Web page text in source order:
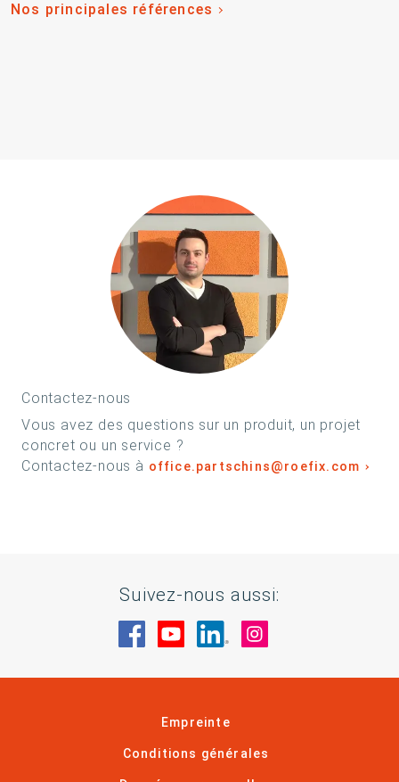
Nos principales références
Contactez-nous
Vous avez des questions sur un produit, un projet
concret ou un service ?
Contactez-nous à office.partschins@roefix.com
Suivez-nous aussi:
Rendez-nous visite sur Facebook
Rendez-nous visite sur
Rendez-nous visite
Empreinte
Conditions générales